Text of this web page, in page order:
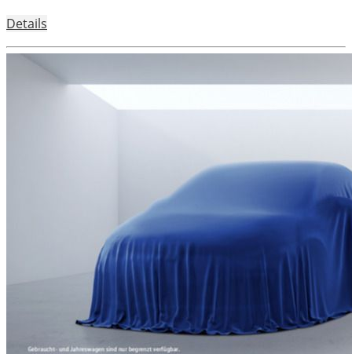
Details